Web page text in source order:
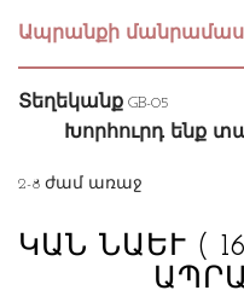
Ապրանքի
Տեղեկանք GB-05
Խորհուրդ ենք
2-8 ժամ առաջ
ԿԱՆ ՆԱԵՒ (